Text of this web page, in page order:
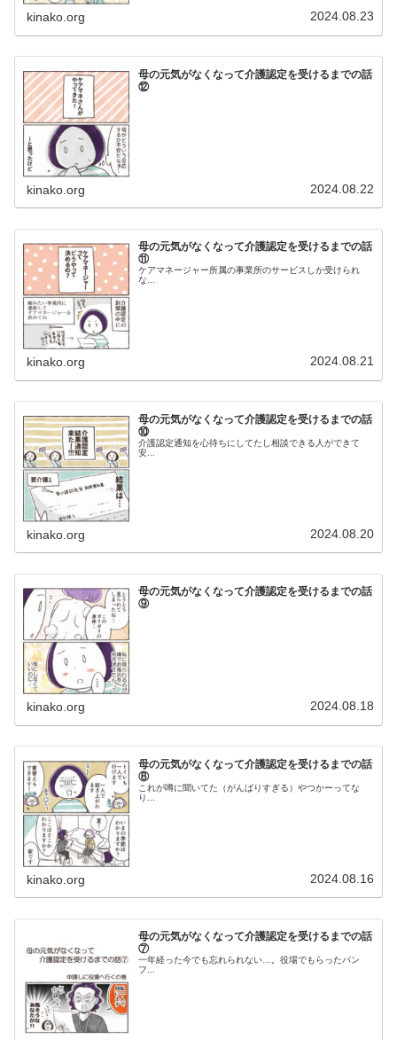
kinako.org 2024.08.23
母の元気がなくなって介護認定を受けるまでの話
⑫
kinako.org 2024.08.22
母の元気がなくなって介護認定を受けるまでの話
⑪
ケアマネージャー所属の事業所のサービスしか受けられ
な...
kinako.org 2024.08.21
母の元気がなくなって介護認定を受けるまでの話
⑩
介護認定通知を心待ちにしてたし相談できる人ができて
安...
kinako.org 2024.08.20
母の元気がなくなって介護認定を受けるまでの話
⑨
kinako.org 2024.08.18
母の元気がなくなって介護認定を受けるまでの話
⑧
これが噂に聞いてた（がんばりすぎる）やつかーってな
り...
kinako.org 2024.08.16
母の元気がなくなって介護認定を受けるまでの話
⑦
一年経った今でも忘れられない…。役場でもらったパン
フ...